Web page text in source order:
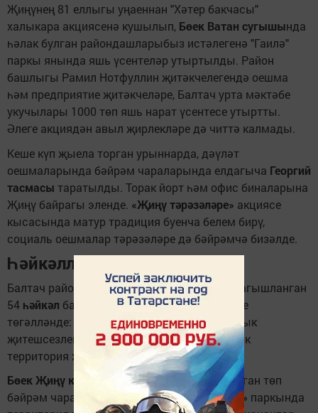
Җиңүнең 81 еллыгы уңаеннан "Хәтер бакчасы"
халыкара акциясенә кушылып, Бөек Ватан сугышында
һәлак булган райондашларыбыз истәлегенә "Гаилә"
паркы янында яшь үсентеләр утыртылды. Район
башлыгы Рамил Нотфуллин җитәкчелегендә оешма
һәм предприятие җитәкчеләре, Балтач урта мәктәбе
укучылары 1000 төп яшь нарат үсентесе утыртты.
Әлеге акциядән авыл җирлекләре дә читтә калмады.
Кеше күп җыела торган урыннарда, дәүләт
оешмаларында бәйрәм чараларында елдагыча Георгий
тасмасы таратылды. Торак йорт һәм офис биналарына
Җиңү байрагы эленде. «Җиңү тәрәзәләре» акциясе
кысасында матур традиция буенча белем бирү,
социаль оешмалар тәрәзәләре дә бәйрәмчә бизәлде.
Һәйкәлләр хәтер саклый
Балтач районында батыр сугышчыларга багышланган
54 һәйкәл бар. Аларны төзекләндерү эшләре
төгәлләнде: косметик ремонт ясалды, барлык
җитешсезлекләр бетерелде, шулай ук тирә-як
территория җыештырылды.
Бөек Җиңү көне нең 81 еллыгына багышланган төп
бәйрәм чарасы узачак«Батырлар аллеясы» паркында